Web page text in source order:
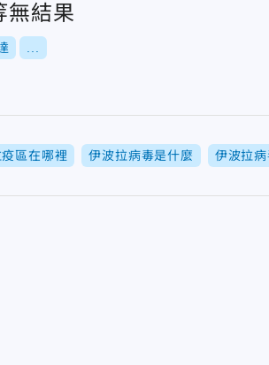
結果
區在哪裡 伊波拉病毒是什麼 伊波拉